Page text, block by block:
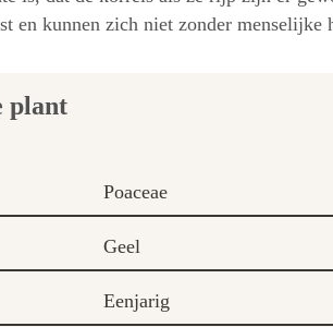
en kunnen zich niet zonder menselijke
plant
Poaceae
Geel
Eenjarig